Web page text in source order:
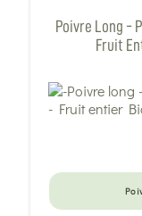
Poivre Long -
Fruit